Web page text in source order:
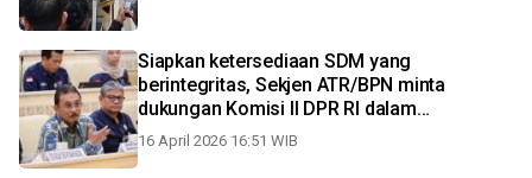
Siapkan ketersediaan SDM yang
berintegritas, Sekjen ATR/BPN minta
dukungan Komisi II DPR RI dalam
transformasi STPN
16 April 2026 16:51 WIB